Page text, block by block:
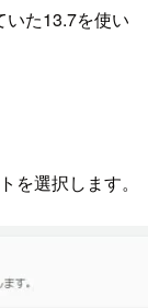
た13.7を使い
を選択します。